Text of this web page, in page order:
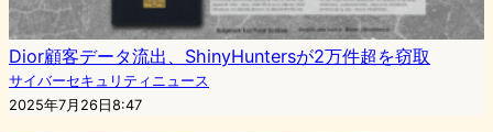
Dior顧客データ流出、ShinyHuntersが2万件超を窃取
サイバーセキュリティニュース
2025年7月26日8:47